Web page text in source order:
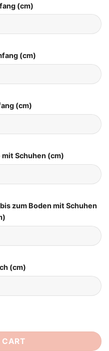
(cm)
(cm)
(cm)
Schuhen (cm)
zum Boden mit Schuhen
(cm)
CART